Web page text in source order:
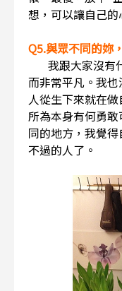
想，可以讓自己
Q5.與眾不同的妳
我跟大家沒有
而非常平凡。我
人從生下來就在
所為本身有何勇
同的地方，我覺
不過的人了。